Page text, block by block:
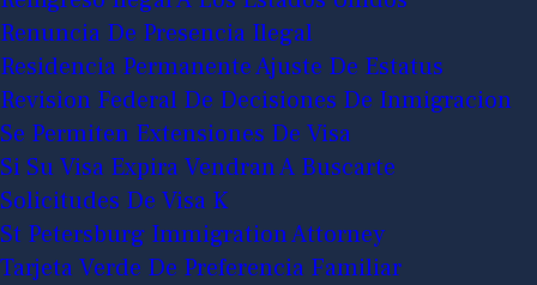
Renuncia De Presencia Ilegal
Residencia Permanente Ajuste De Estatus
Revision Federal De Decisiones De Inmigracion
Se Permiten Extensiones De Visa
Si Su Visa Expira Vendran A Buscarte
Solicitudes De Visa K
St Petersburg Immigration Attorney
Tarjeta Verde De Preferencia Familiar